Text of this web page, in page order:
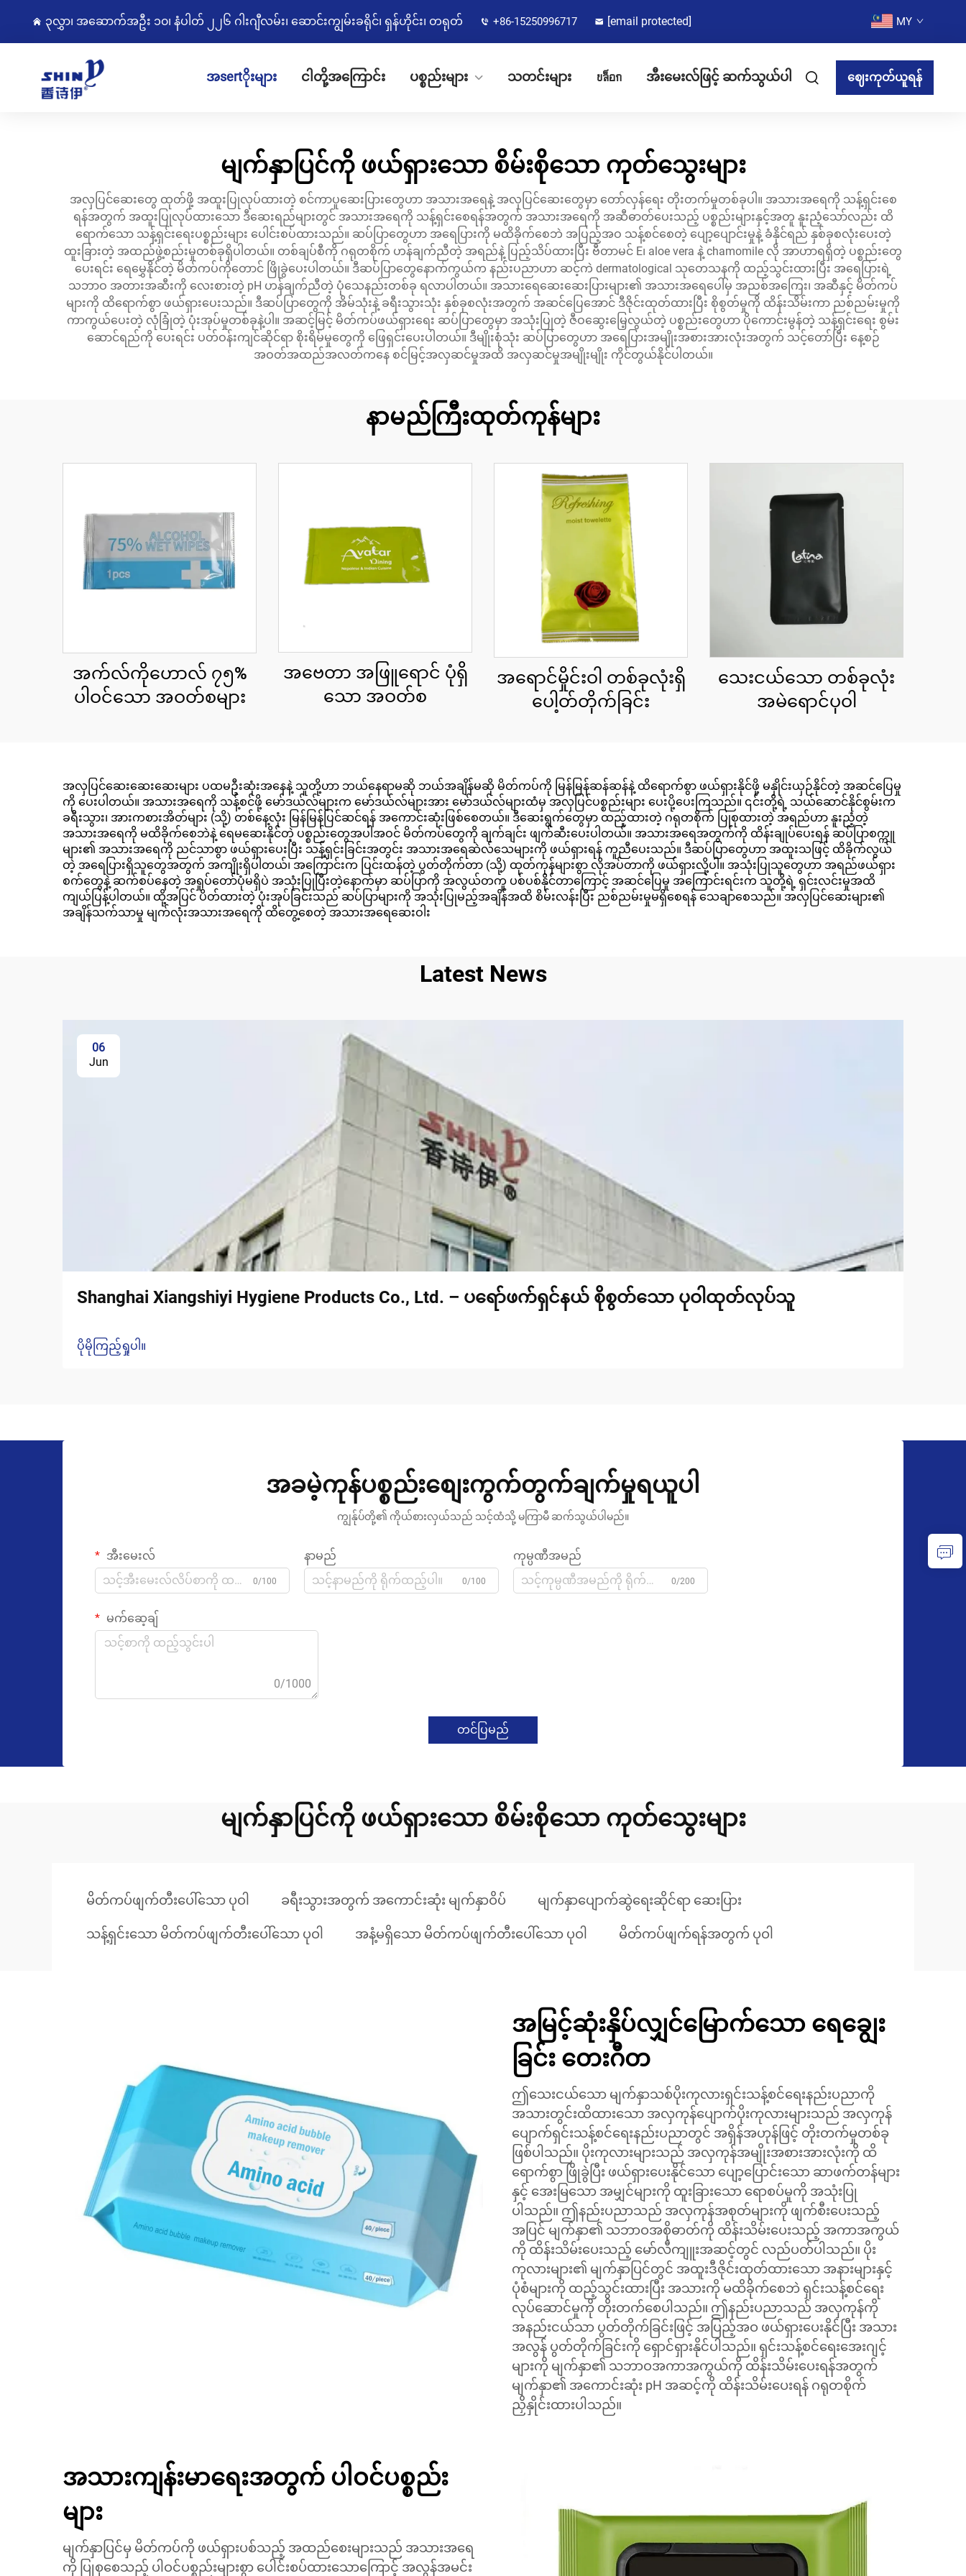
၃လွှာ၊ အဆောက်အဦး ၁၀၊ နံပါတ် ၂၂၆ ဂါးဂျီလမ်း၊ ဆောင်းကျွမ်းခရိုင်၊ ရှန်ဟိုင်း၊ တရုတ် +86-15250996717 [email protected] MY
အsertိုးများ ငါတို့အကြောင်း ပစ္စည်းများ သတင်းများ บล็อก အီးမေးလ်ဖြင့် ဆက်သွယ်ပါ ဈေးကုတ်ယူရန်
မျက်နှာပြင်ကို ဖယ်ရှားသော စိမ်းစိုသော ကုတ်သွေးများ
အလှပြင်ဆေးတွေ ထုတ်ဖို့ အထူးပြုလုပ်ထားတဲ့ စင်ကာပူဆေးပြားတွေဟာ အသားအရေနဲ့ အလှပြင်ဆေးတွေမှာ တော်လှန်ရေး တိုးတက်မှုတစ်ခုပါ။ အသားအရေကို သန့်ရှင်းစေ
ရန်အတွက် အထူးပြုလုပ်ထားသော ဒီဆေးရည်များတွင် အသားအရေကို သန့်ရှင်းစေရန်အတွက် အသားအရေကို အဆီဓာတ်ပေးသည့် ပစ္စည်းများနှင့်အတူ နူးညံ့သော်လည်း ထိ
ရောက်သော သန့်ရှင်းရေးပစ္စည်းများ ပေါင်းစပ်ထားသည်။ ဆပ်ပြာတွေဟာ အရေပြားကို မထိခိုက်စေဘဲ အပြည့်အဝ သန့်စင်စေတဲ့ ပျော့ပျောင်းမှုနဲ့ ခံနိုင်ရည် နှစ်ခုစလုံးပေးတဲ့
ထူးခြားတဲ့ အထည်ဖွဲ့စည်းမှုတစ်ခုရှိပါတယ်။ တစ်ချပ်စီကို ဂရုတစိုက် ဟန်ချက်ညီတဲ့ အရည်နဲ့ ပြည့်သိပ်ထားပြီး ဗီတာမင် E၊ aloe vera နဲ့ chamomile လို အာဟာရရှိတဲ့ ပစ္စည်းတွေ
ပေးရင်း ရေမွှေနိုင်တဲ့ မိတ်ကပ်ကိုတောင် ဖြိုခွဲပေးပါတယ်။ ဒီဆပ်ပြာတွေနောက်ကွယ်က နည်းပညာဟာ ဆင့်ကဲ dermatological သုတေသနကို ထည့်သွင်းထားပြီး အရေပြားရဲ့
သဘာဝ အတားအဆီးကို လေးစားတဲ့ pH ဟန်ချက်ညီတဲ့ ပုံသေနည်းတစ်ခု ရလာပါတယ်။ အသားရေဆေးဆေးပြားများ၏ အသားအရေပေါ်မှ အညစ်အကြေး၊ အဆီနှင့် မိတ်ကပ်
များကို ထိရောက်စွာ ဖယ်ရှားပေးသည်။ ဒီဆပ်ပြာတွေကို အိမ်သုံးနဲ့ ခရီးသွားသုံး နှစ်ခုစလုံးအတွက် အဆင်ပြေအောင် ဒီဇိုင်းထုတ်ထားပြီး စိုစွတ်မှုကို ထိန်းသိမ်းကာ ညစ်ညမ်းမှုကို
ကာကွယ်ပေးတဲ့ လုံခြုံတဲ့ ပုံးအုပ်မှုတစ်ခုနဲ့ပါ။ အဆင့်မြင့် မိတ်ကပ်ဖယ်ရှားရေး ဆပ်ပြာတွေမှာ အသုံးပြုတဲ့ ဇီဝဆွေးမြေ့လွယ်တဲ့ ပစ္စည်းတွေဟာ ပိုကောင်းမွန်တဲ့ သန့်ရှင်းရေး စွမ်း
ဆောင်ရည်ကို ပေးရင်း ပတ်ဝန်းကျင်ဆိုင်ရာ စိုးရိမ်မှုတွေကို ဖြေရှင်းပေးပါတယ်။ ဒီမျိုးစုံသုံး ဆပ်ပြာတွေဟာ အရေပြားအမျိုးအစားအားလုံးအတွက် သင့်တော်ပြီး နေ့စဉ်
အဝတ်အထည်အလတ်ကနေ စင်မြင့်အလှဆင်မှုအထိ အလှဆင်မှုအမျိုးမျိုး ကိုင်တွယ်နိုင်ပါတယ်။
နာမည်ကြီးထုတ်ကုန်များ
အက်လ်ကိုဟောလ် ၇၅%
ပါဝင်သော အဝတ်စများ
အဗေတာ အဖြူရောင် ပုံရှိ
သော အဝတ်စ
အရောင်မှိုင်းဝါ တစ်ခုလုံးရှိ
ပေါ့တ်တိုက်ခြင်း
သေးငယ်သော တစ်ခုလုံး
အမဲရောင်ပုဝါ
အလှပြင်ဆေးဆေးဆေးများ ပထမဦးဆုံးအနေနဲ့ သူတို့ဟာ ဘယ်နေရာမဆို ဘယ်အချိန်မဆို မိတ်ကပ်ကို မြန်မြန်ဆန်ဆန်နဲ့ ထိရောက်စွာ ဖယ်ရှားနိုင်ဖို့ မနှိုင်းယှဉ်နိုင်တဲ့ အဆင်ပြေမှု
ကို ပေးပါတယ်။ အသားအရေကို သန့်စင်ဖို့ မော်ဒယ်လ်များက မော်ဒယ်လ်များအား မော်ဒယ်လ်များထံမှ အလှပြင်ပစ္စည်းများ ပေးပို့ပေးကြသည်။ ၎င်းတို့ရဲ့ သယ်ဆောင်နိုင်စွမ်းက
ခရီးသွား၊ အားကစားအိတ်များ (သို့) တစ်နေ့လုံး မြန်မြန်ပြင်ဆင်ရန် အကောင်းဆုံးဖြစ်စေတယ်။ ဒီဆေးရွက်တွေမှာ ထည့်ထားတဲ့ ဂရုတစိုက် ပြုစုထားတဲ့ အရည်ဟာ နူးညံ့တဲ့
အသားအရေကို မထိခိုက်စေဘဲနဲ့ ရေမဆေးနိုင်တဲ့ ပစ္စည်းတွေအပါအဝင် မိတ်ကပ်တွေကို ချက်ချင်း ဖျက်ဆီးပေးပါတယ်။ အသားအရေအတွက်ကို ထိန်းချုပ်ပေးရန် ဆပ်ပြာစက္ကူ
များ၏ အသားအရေကို ညင်သာစွာ ဖယ်ရှားပေးပြီး သန့်ရှင်းခြင်းအတွင်း အသားအရေဆဲလ်သေများကို ဖယ်ရှားရန် ကူညီပေးသည်။ ဒီဆပ်ပြာတွေဟာ အထူးသဖြင့် ထိခိုက်လွယ်
တဲ့ အရေပြားရှိသူတွေအတွက် အကျိုးရှိပါတယ်၊ အကြောင်းက ပြင်းထန်တဲ့ ပွတ်တိုက်တာ (သို့) ထုတ်ကုန်များစွာ လိုအပ်တာကို ဖယ်ရှားလို့ပါ။ အသုံးပြုသူတွေဟာ အရည်ဖယ်ရှား
စက်တွေနဲ့ ဆက်စပ်နေတဲ့ အရှုပ်တော်ပုံမရှိပဲ အသုံးပြုပြီးတဲ့နောက်မှာ ဆပ်ပြာကို အလွယ်တကူ ပစ်ပစ်နိုင်တာကြောင့် အဆင်ပြေမှု အကြောင်းရင်းက သူတို့ရဲ့ ရှင်းလင်းမှုအထိ
ကျယ်ပြန့်ပါတယ်။ ထို့အပြင် ပိတ်ထားတဲ့ ပုံးအုပ်ခြင်းသည် ဆပ်ပြာများကို အသုံးပြုမည့်အချိန်အထိ စိမ်းလန်းပြီး ညစ်ညမ်းမှုမရှိစေရန် သေချာစေသည်။ အလှပြင်ဆေးများ၏
အချိန်သက်သာမှု မျက်လုံးအသားအရေကို ထိတွေ့စေတဲ့ အသားအရေဆေးဝါး
Latest News
06
Jun
Shanghai Xiangshiyi Hygiene Products Co., Ltd. – ပရော်ဖက်ရှင်နယ် စိုစွတ်သော ပုဝါထုတ်လုပ်သူ
ပိုမိုကြည့်ရှုပါ။
အခမဲ့ကုန်ပစ္စည်းစျေးကွက်တွက်ချက်မှုရယူပါ
ကျွန်ုပ်တို့၏ ကိုယ်စားလှယ်သည် သင့်ထံသို့ မကြာမီ ဆက်သွယ်ပါမည်။
အီးမေးလ်
0/100
နာမည်
0/100
ကုမ္ပဏီအမည်
0/200
မက်ဆေ့ချ်
0/1000
တင်ပြမည်
မျက်နှာပြင်ကို ဖယ်ရှားသော စိမ်းစိုသော ကုတ်သွေးများ
မိတ်ကပ်ဖျက်တီးပေါ်သော ပုဝါ ခရီးသွားအတွက် အကောင်းဆုံး မျက်နှာဝိပ် မျက်နှာပျောက်ဆွဲရေးဆိုင်ရာ ဆေးပြား
သန့်ရှင်းသော မိတ်ကပ်ဖျက်တီးပေါ်သော ပုဝါ အနံ့မရှိသော မိတ်ကပ်ဖျက်တီးပေါ်သော ပုဝါ မိတ်ကပ်ဖျက်ရန်အတွက် ပုဝါ
အမြင့်ဆုံးနှိပ်လျှင်မြောက်သော ရေချွေး
ခြင်း တေးဂီတ
ဤသေးငယ်သော မျက်နှာသစ်ပိုးကုလားရှင်းသန့်စင်ရေးနည်းပညာကို
အသားတွင်းထိထားသော အလှကုန်ပျောက်ပိုးကုလားများသည် အလှကုန်
ပျောက်ရှင်းသန့်စင်ရေးနည်းပညာတွင် အရှိန်အဟုန်ဖြင့် တိုးတက်မှုတစ်ခု
ဖြစ်ပါသည်။ ပိုးကုလားများသည် အလှကုန်အမျိုးအစားအားလုံးကို ထိ
ရောက်စွာ ဖြိုခွဲပြီး ဖယ်ရှားပေးနိုင်သော ပျော့ပြောင်းသော ဆာဖက်တန်များ
နှင့် အေးမြသော အမျှင်များကို ထူးခြားသော ရောစပ်မှုကို အသုံးပြု
ပါသည်။ ဤနည်းပညာသည် အလှကုန်အစုတ်များကို ဖျက်စီးပေးသည့်
အပြင် မျက်နှာ၏ သဘာဝအစိုဓာတ်ကို ထိန်းသိမ်းပေးသည့် အကာအကွယ်
ကို ထိန်းသိမ်းပေးသည့် မော်လီကျူးအဆင့်တွင် လည်ပတ်ပါသည်။ ပိုး
ကုလားများ၏ မျက်နှာပြင်တွင် အထူးဒီဇိုင်းထုတ်ထားသော အနားများနှင့်
ပုံစံများကို ထည့်သွင်းထားပြီး အသားကို မထိခိုက်စေဘဲ ရှင်းသန့်စင်ရေး
လုပ်ဆောင်မှုကို တိုးတက်စေပါသည်။ ဤနည်းပညာသည် အလှကုန်ကို
အနည်းငယ်သာ ပွတ်တိုက်ခြင်းဖြင့် အပြည့်အဝ ဖယ်ရှားပေးနိုင်ပြီး အသား
အလွန် ပွတ်တိုက်ခြင်းကို ရှောင်ရှားနိုင်ပါသည်။ ရှင်းသန့်စင်ရေးအေးဂျင့်
များကို မျက်နှာ၏ သဘာဝအကာအကွယ်ကို ထိန်းသိမ်းပေးရန်အတွက်
မျက်နှာ၏ အကောင်းဆုံး pH အဆင့်ကို ထိန်းသိမ်းပေးရန် ဂရုတစိုက်
ညှိနှိုင်းထားပါသည်။
အသားကျန်းမာရေးအတွက် ပါဝင်ပစ္စည်း
များ
မျက်နှာပြင်မှ မိတ်ကပ်ကို ဖယ်ရှားပစ်သည့် အထည်စေးများသည် အသားအရေ
ကို ပြုစုစေသည့် ပါဝင်ပစ္စည်းများစွာ ပေါင်းစပ်ထားသောကြောင့် အလွန်အမင်း